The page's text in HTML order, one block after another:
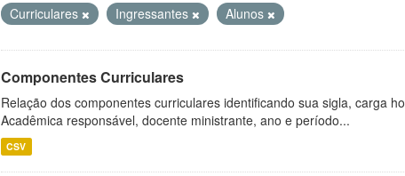
Curriculares
Ingressantes Alunos
Componentes Curriculares
Relação dos componentes curriculares identificando sua sigla, carga
Acadêmica responsável, docente ministrante, ano e período...
CSV